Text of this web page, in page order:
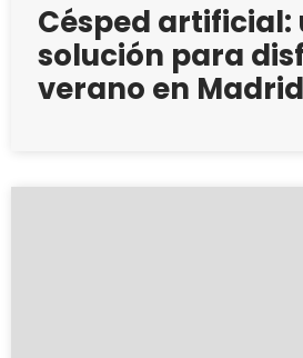
Césped artificial:
solución para
verano en Madrid